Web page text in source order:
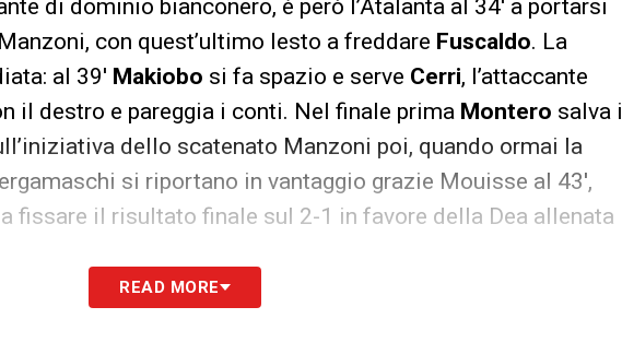
di dominio bianconero, è però l’Atalanta al 34′ a portarsi
con quest’ultimo lesto a freddare Fuscaldo. La
al 39′ Makiobo si fa spazio e serve Cerri, l’attaccante
il destro e pareggia i conti. Nel finale prima Montero salva i
dello scatenato Manzoni poi, quando ormai la
si riportano in vantaggio grazie Mouisse al 43′,
fissare il risultato finale sul 2-1 in favore della Dea allenata
in altrettante partite e il conseguente quarto posto, anche
READ MORE